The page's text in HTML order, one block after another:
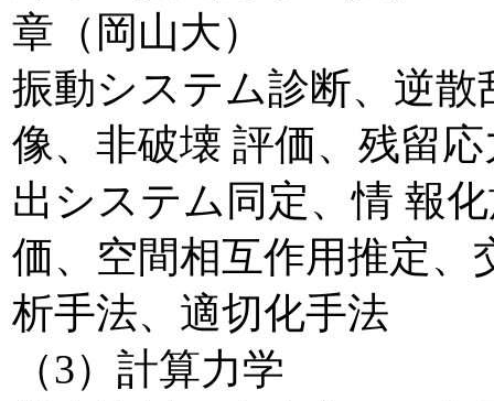
章（岡山大）
振動システム診断、逆
像、非破壊 評価、残留
出システム同定、情 報
価、空間相互作用推定
析手法、適切化手法
（3）計算力学